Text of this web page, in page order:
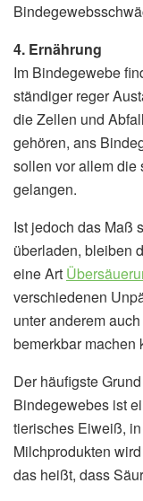
4. Ernährung
Im Bindegewebe
ständiger reger
die Zellen und
gehören, ans
sollen vor allem die
gelangen.
Ist jedoch das Maß
überladen, bleiben
eine Art
verschiedenen
unter anderem
bemerkbar machen
Der häufigste
Bindegewebes ist
tierisches Eiweiß,
Milchprodukten
das heißt, dass